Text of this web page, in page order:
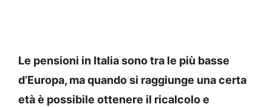
Le pensioni in Italia sono tra le più basse
d’Europa, ma quando si raggiunge una certa
età è possibile ottenere il ricalcolo e